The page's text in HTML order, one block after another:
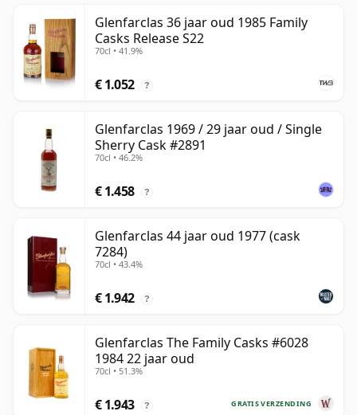
Glenfarclas 36 jaar oud 1985 Family
Casks Release S22
70cl • 41.9%
€ 1.052 ?
Glenfarclas 1969 / 29 jaar oud / Single
Sherry Cask #2891
70cl • 46.2%
€ 1.458 ?
Glenfarclas 44 jaar oud 1977 (cask
7284)
70cl • 43.4%
€ 1.942 ?
Glenfarclas The Family Casks #6028
1984 22 jaar oud
70cl • 51.3%
GRATIS VERZENDING
€ 1.943 ?